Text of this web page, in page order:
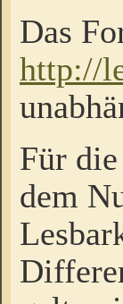
Das
http://
Für
dem